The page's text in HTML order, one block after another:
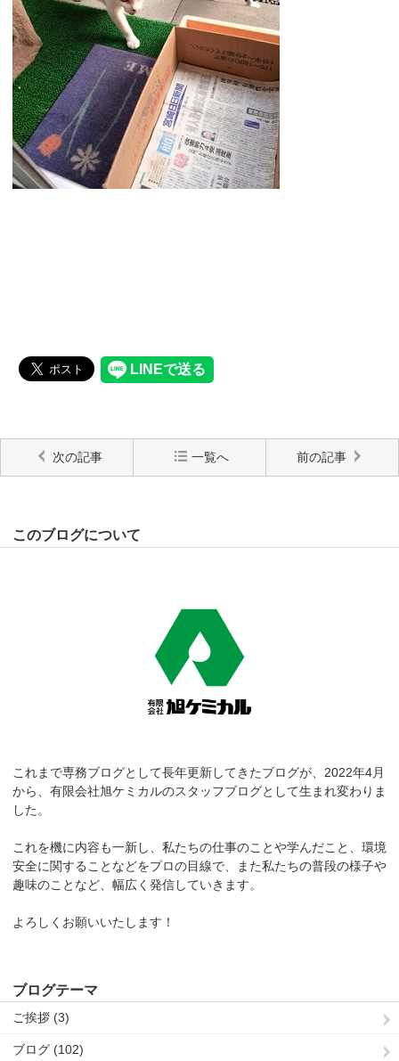
次の記事 一覧へ 前の記事
このブログについて
これまで専務ブログとして長年更新してきたブログが、2022年4月
から、有限会社旭ケミカルのスタッフブログとして生まれ変わりま
した。
これを機に内容も一新し、私たちの仕事のことや学んだこと、環境
安全に関することなどをプロの目線で、また私たちの普段の様子や
趣味のことなど、幅広く発信していきます。
よろしくお願いいたします！
ブログテーマ
ご挨拶 (3)
ブログ (102)